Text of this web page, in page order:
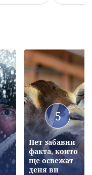
5
Пет забавни
факта, които
ще освежат
деня ви